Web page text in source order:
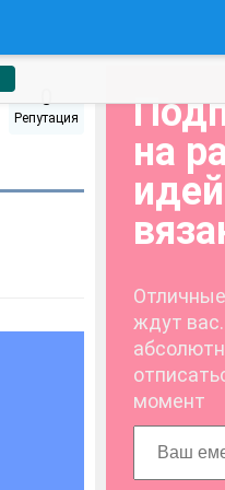
0
Репутация
на
ждут
момент